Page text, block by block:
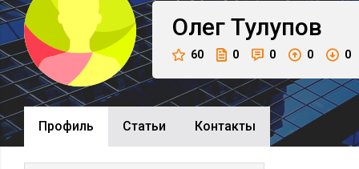
Олег Тулупов
60 0 0 0 0
Профиль Cтатьи Контакты